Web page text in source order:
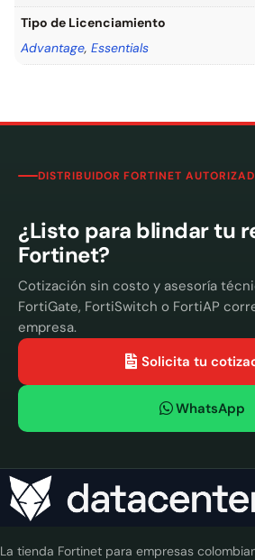
Tipo de Licenciamiento
Advantage, Essentials
DISTRIBUIDOR FORTINET
¿Listo para blindar tu
Fortinet?
Cotización sin costo y asesoría
FortiGate, FortiSwitch o FortiAP
empresa.
Solicita tu
WhatsApp
La tienda Fortinet para empresas